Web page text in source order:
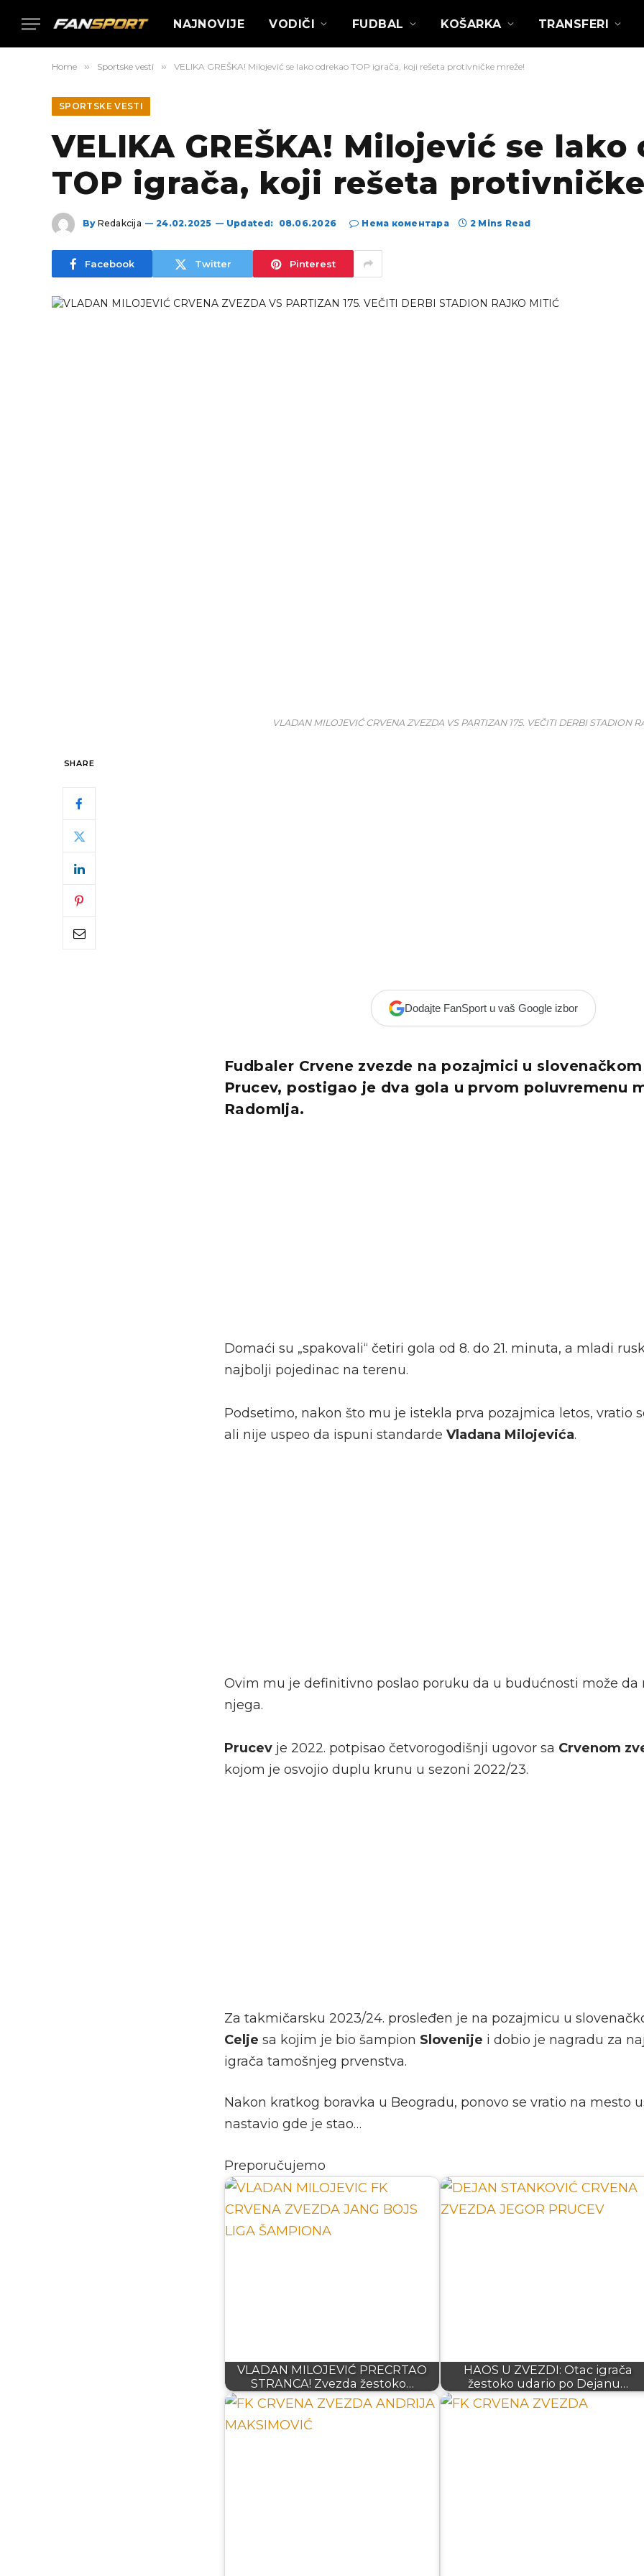
NAJNOVIJE VODIČI FUDBAL KOŠARKA TRANSFERI
Home » Sportske vesti » VELIKA GREŠKA! Milojević se lako odrekao TOP igrača, koji rešeta protivničke mreže!
SPORTSKE VESTI
VELIKA GREŠKA! Milojević se
TOP igrača, koji rešeta
By Redakcija 24.02.2025 Updated: 08.06.2026 Нема коментара 2 Mins Read
Facebook Twitter Pinterest
VLADAN MILOJEVIĆ CRVENA ZVEZDA VS PARTIZAN 175. VEČITI DERBI STADION
SHARE
Dodajte FanSport u vaš Google izbor
Fudbaler Crvene zvezde na pozajmici u
Prucev, postigao je dva gola u prvom poluvremenu
Radomlja.
Domaći su „spakovali“ četiri gola od 8. do 21. minuta, a mladi
najbolji pojedinac na terenu.
Podsetimo, nakon što mu je istekla prva pozajmica letos, vratio
ali nije uspeo da ispuni standarde Vladana Milojevića.
Ovim mu je definitivno poslao poruku da u budućnosti može da
njega.
Prucev je 2022. potpisao četvorogodišnji ugovor sa Crvenom
kojom je osvojio duplu krunu u sezoni 2022/23.
Za takmičarsku 2023/24. prosleđen je na pozajmicu u
Celje sa kojim je bio šampion Slovenije i dobio je nagradu za
igrača tamošnjeg prvenstva.
Nakon kratkog boravka u Beogradu, ponovo se vratio na mesto
nastavio gde je stao…
Preporučujemo
VLADAN MILOJEVIĆ PRECRTAO
STRANCA! Zvezda žestoko…
HAOS U ZVEZDI: Otac igrača
žestoko udario po Dejanu…